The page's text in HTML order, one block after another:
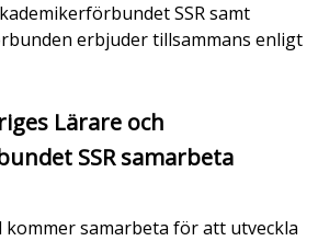
SSR samt
erbjuder tillsammans enligt
Lärare och
SSR samarbeta
kommer samarbeta för att utveckla